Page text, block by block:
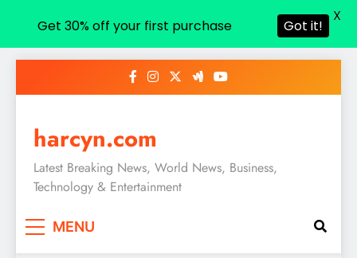
harcyn.com
Latest Breaking News, World News, Business,
Technology & Entertainment
MENU
Get 30% off your first purchase Got it!
X